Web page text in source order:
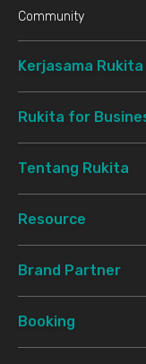
Community
Kerjasama Rukita
Rukita for
Tentang Rukita
Resource
Brand Partner
Booking